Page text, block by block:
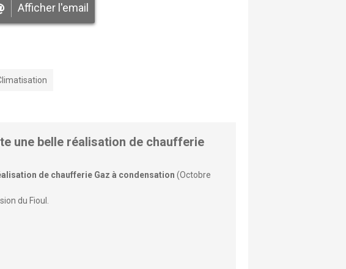
Afficher l'email
une belle réalisation de chaufferie
de chaufferie Gaz à condensation (Octobre
du Fioul.